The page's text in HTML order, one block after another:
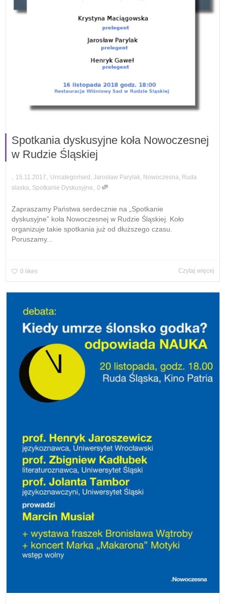
Spotkania dyskusyjne koła Nowoczesnej
w Rudzie Śląskiej
, 15.11.2017, Uncategorised , Jarosław Parylak, Nowoczesna, Ruda
slaska, Spotkanie Dyskusyjne, 0
Zapraszamy Państwa serdecznie na „Spotkanie
dyskusyjne” koła Nowoczesnej w Rudzie Śląskiej. Koło
organizuje takie spotkania już od dłuższego czasu.
Poruszamy...
0 likes Czytaj więcej